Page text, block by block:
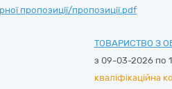
пропозиції/пропозиції.pdf
ТОВАРИСТВО З
з 09-03-2026 по
кваліфікаційна